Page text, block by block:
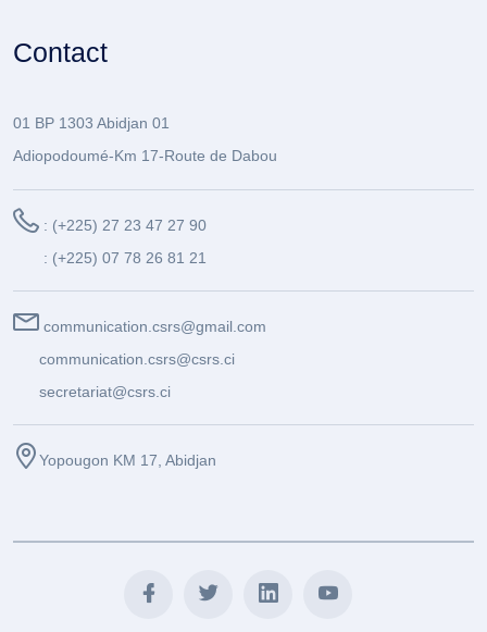
Contact
01 BP 1303 Abidjan 01
Adiopodoumé-Km 17-Route de Dabou
: (+225) 27 23 47 27 90
: (+225) 07 78 26 81 21
communication.csrs@gmail.com
communication.csrs@csrs.ci
secretariat@csrs.ci
Yopougon KM 17, Abidjan